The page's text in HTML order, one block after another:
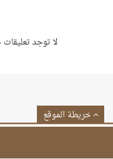
لا توجد
خريطة الموقع